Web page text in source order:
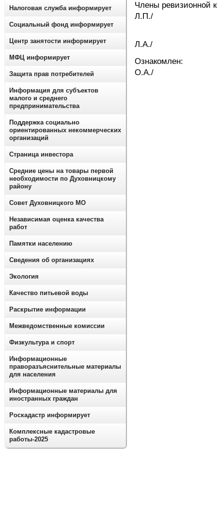
Члены
Л.П./
Л.А./
О.А./
Налоговая служба информирует
Социальный фонд информирует
Центр занятости информирует
МФЦ информирует
Защита прав потребителей
Информация для субъектов
малого и среднего
предпринимательства
Поддержка социально
ориентированных некоммерческих
организаций
Страница инвестора
Средние цены на товары первой
необходимости по Духовницкому
району
Совет Духовницкого МО
Независимая оценка качества
работ
Памятки населению
Сведения об организациях
Экология
Качество питьевой воды
Раскрытие информации
Межведомственные комиссии
Физкультура и спорт
Информационные
праворазъяснительные материалы
для населения
Информационные материалы для
иностранных граждан
Роскадастр информирует
Комплексные кадастровые
работы-2025